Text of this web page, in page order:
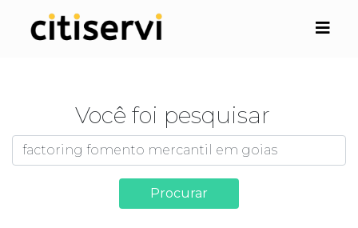
Você foi pesquisar
Procurar